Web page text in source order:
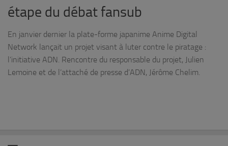
étape du débat fansub
En janvier dernier la plate-forme japanime Anime Digital
Network lançait un projet visant à luter contre le piratage :
l’initiative ADN. Rencontre du responsable du projet, Julien
Lemoine et de l’attaché de presse d’ADN, Jérôme Chelim.